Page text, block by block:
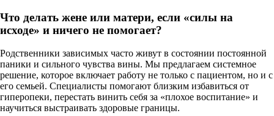
Что делать жене или матери, если «силы на
исходе» и ничего не помогает?
Родственники зависимых часто живут в состоянии постоянной
паники и сильного чувства вины. Мы предлагаем системное
решение, которое включает работу не только с пациентом, но и с
его семьей. Специалисты помогают близким избавиться от
гиперопеки, перестать винить себя за «плохое воспитание» и
научиться выстраивать здоровые границы.